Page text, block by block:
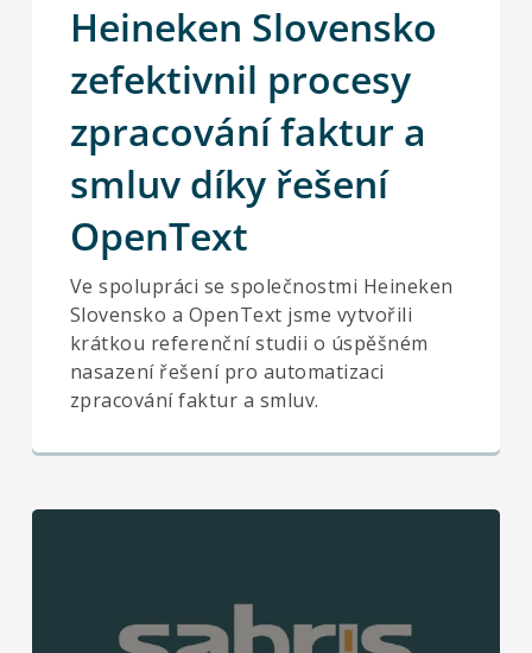
Heineken Slovensko
zefektivnil procesy
zpracování faktur a
smluv díky řešení
OpenText
Ve spolupráci se společnostmi Heineken
Slovensko a OpenText jsme vytvořili
krátkou referenční studii o úspěšném
nasazení řešení pro automatizaci
zpracování faktur a smluv.